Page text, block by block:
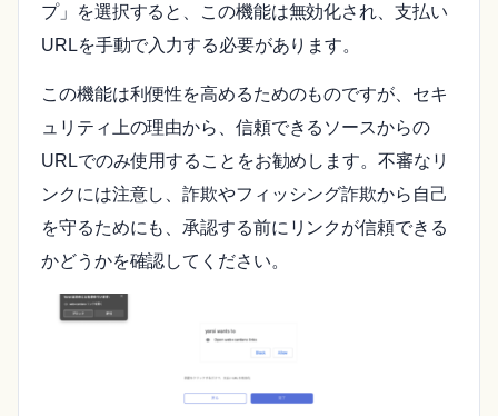
プ」を選択すると、この機能は無効化され、支払い
URLを手動で入力する必要があります。
この機能は利便性を高めるためのものですが、セキ
ュリティ上の理由から、信頼できるソースからの
URLでのみ使用することをお勧めします。不審なリ
ンクには注意し、詐欺やフィッシング詐欺から自己
を守るためにも、承認する前にリンクが信頼できる
かどうかを確認してください。